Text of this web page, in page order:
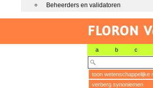
Beheerders en validatoren
FLORON
a b c
toon wetenschappelijke
verberg synoniemen